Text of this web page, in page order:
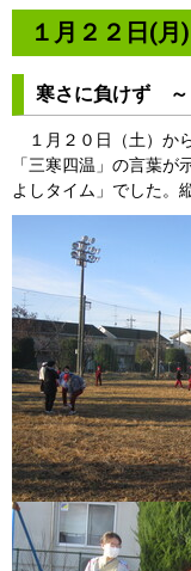
１月２２日(月)
寒さに負けず ～
１月２０日（土）か
「三寒四温」の言葉
よしタイム」でした。